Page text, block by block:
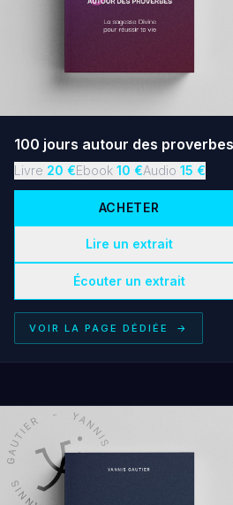
100 jours autour des proverbes
Livre 20 €Ebook 10 €Audio 15 €
ACHETER
Lire un extrait
Écouter un extrait
VOIR LA PAGE DÉDIÉE →